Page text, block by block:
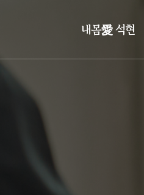
내몸愛 석현